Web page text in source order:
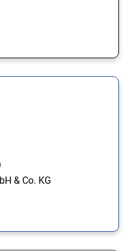
& Co. KG